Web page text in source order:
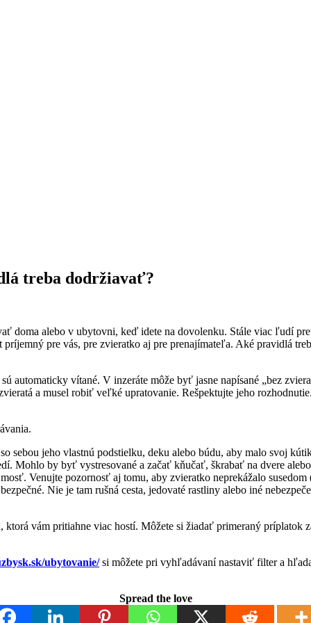
treba dodržiavať?
doma alebo v ubytovni, keď idete na dovolenku. Stále viac ľudí
pre vás, pre zvieratko aj pre prenajímateľa. Aké pravidlá
automaticky vítané. V inzeráte môže byť jasne napísané „bez
a musel robiť veľké upratovanie. Rešpektujte jeho rozhodnutie.
sebou jeho vlastnú podstielku, deku alebo búdu, aby malo svoj
Mohlo by byť vystresované a začať kňučať, škrabať na dvere
Venujte pozornosť aj tomu, aby zvieratko neprekážalo susedom
Nie je tam rušná cesta, jedovaté rastliny alebo iné
vám pritiahne viac hostí. Môžete si žiadať primeraný príplatok
ubytovanie/si môžete pri vyhľadávaní nastaviť filter a
Spread the love